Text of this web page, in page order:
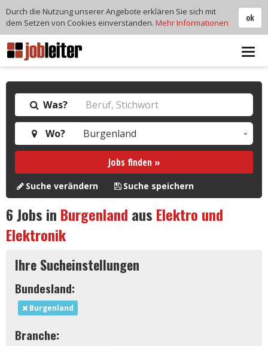
Was?
Wo?
Jobs finden »
Suche verändern Suche speichern
6Jobs in Burgenland aus Elektro und
Elektronik
Ihre Sucheinstellungen
Bundesland:
Burgenland
Branche:
ok
Durch die Nutzung unserer Angebote erklären Sie sich mit
dem Setzen von Cookies einverstanden. Mehr Informationen